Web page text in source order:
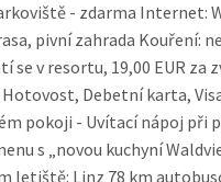
- zdarma Internet:
pivní zahrada Kouření:
v resortu, 19,00 EUR za
Debetní karta,
pokoji - Uvítací nápoj při
s „novou kuchyní
letiště: Linz 78 km